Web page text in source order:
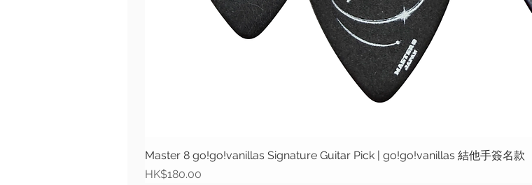
快速瀏覽
Master 8 go!go!vanillas Signature Guitar Pick | go!go!vanillas 結他手簽名款
價格
HK$180.00